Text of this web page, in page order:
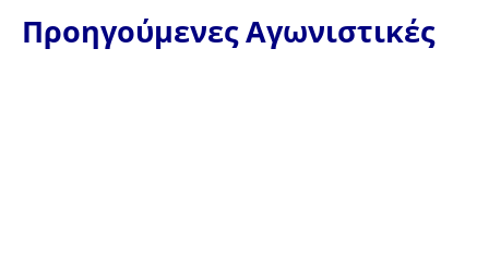
Προηγούμενες Αγωνιστικές